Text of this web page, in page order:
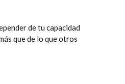
de tu capacidad
que de lo que otros